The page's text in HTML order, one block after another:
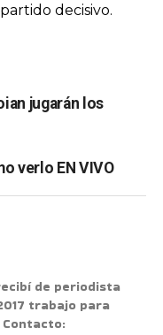
decisivo.
jugarán los
verlo EN VIVO
de periodista
trabajo para